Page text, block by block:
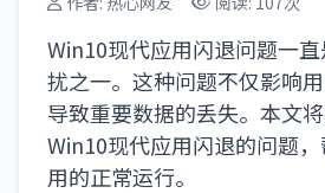
Win10现代应用闪退问题一
扰之一。这种问题不仅影响
导致重要数据的丢失。本文
Win10现代应用闪退的问题
用的正常运行。